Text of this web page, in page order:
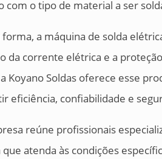
com o tipo de material a ser
forma, a máquina de solda
da corrente elétrica e a
Koyano Soldas oferece esse
eficiência, confiabilidade e
reúne profissionais
atenda às condições